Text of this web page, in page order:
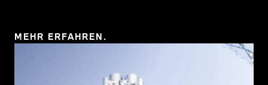
MEHR ERFAHREN.